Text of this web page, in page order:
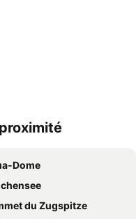
Dome
du Zugspitze